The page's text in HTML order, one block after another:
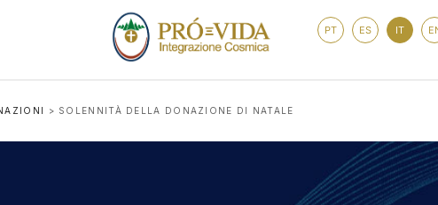
PT ES IT
> SOLENNITÀ DELLA DONAZIONE DI NATALE